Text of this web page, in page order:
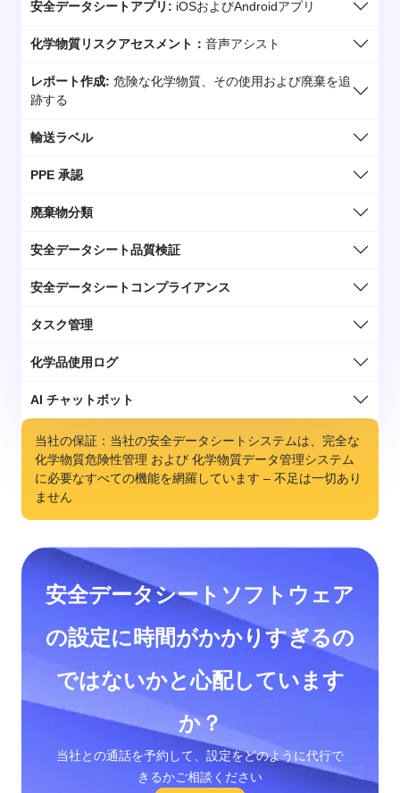
安全データシートアプリ: iOSおよびAndroidアプリ
化学物質リスクアセスメント： 音声アシスト
レポート作成: 危険な化学物質、その使用および廃棄を追
跡する
輸送ラベル
PPE 承認
廃棄物分類
安全データシート品質検証
安全データシートコンプライアンス
タスク管理
化学品使用ログ
AI チャットボット
当社の保証：当社の安全データシートシステムは、完全な
化学物質危険性管理 および 化学物質データ管理システム
に必要なすべての機能を網羅しています – 不足は一切あり
ません
安全データシートソフトウェア
の設定に時間がかかりすぎるの
ではないかと心配しています
か？
当社との通話を予約して、設定をどのように代行で
きるかご相談ください